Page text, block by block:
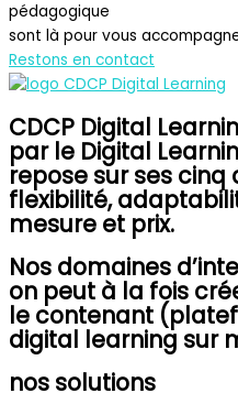
pédagogique
sont là pour vous
Restons en contact
CDCP Digital
par le Digital
repose sur ses
flexibilité,
mesure et prix.
Nos domaines
on peut à la fois
le contenant
digital learning sur
nos solutions